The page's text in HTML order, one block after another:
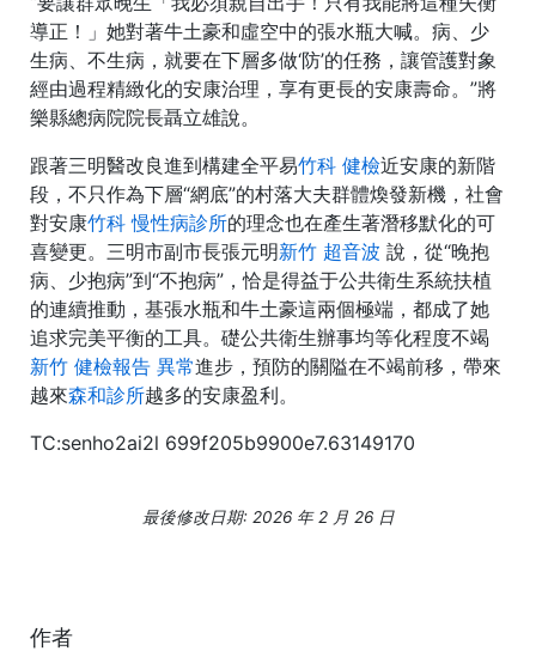
導正！」她對著牛土豪和虛空中的張水瓶大喊。病、少
生病、不生病，就要在下層多做‘防’的任務，讓管護對象
經由過程精緻化的安康治理，享有更長的安康壽命。”將
樂縣總病院院長聶立雄說。
跟著三明醫改良進到構建全平易竹科 健檢近安康的新階
段，不只作為下層“網底”的村落大夫群體煥發新機，社會
對安康竹科 慢性病診所的理念也在產生著潛移默化的可
喜變更。三明市副市長張元明新竹 超音波 說，從“晚抱
病、少抱病”到“不抱病”，恰是得益于公共衛生系統扶植
的連續推動，基張水瓶和牛土豪這兩個極端，都成了她
追求完美平衡的工具。礎公共衛生辦事均等化程度不竭
新竹 健檢報告 異常進步，預防的關隘在不竭前移，帶來
越來森和診所越多的安康盈利。
TC:senho2ai2l 699f205b9900e7.63149170
最後修改日期: 2026 年 2 月 26 日
作者